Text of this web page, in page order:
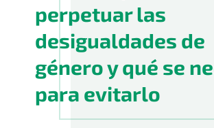
perpetuar las
desigualdades de
género y qué se
para evitarlo